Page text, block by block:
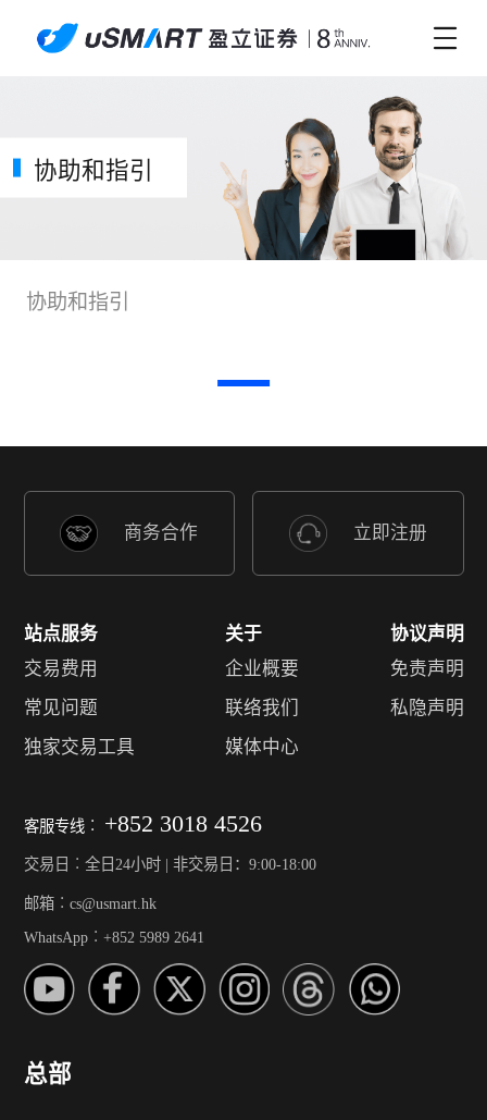
协助和指引
协助和指引
商务合作 立即注册
站点服务
交易费用
常见问题
独家交易工具
关于
企业概要
联络我们
媒体中心
协议声明
免责声明
私隐声明
客服专线︰ +852 3018 4526
交易日︰全日24小时 | 非交易日：9:00-18:00
邮箱︰cs@usmart.hk
WhatsApp︰+852 5989 2641
总部